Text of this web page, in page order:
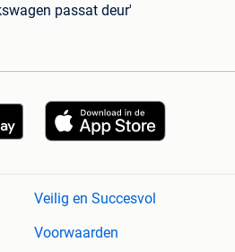
passat deur'
Veilig en Succesvol
Voorwaarden